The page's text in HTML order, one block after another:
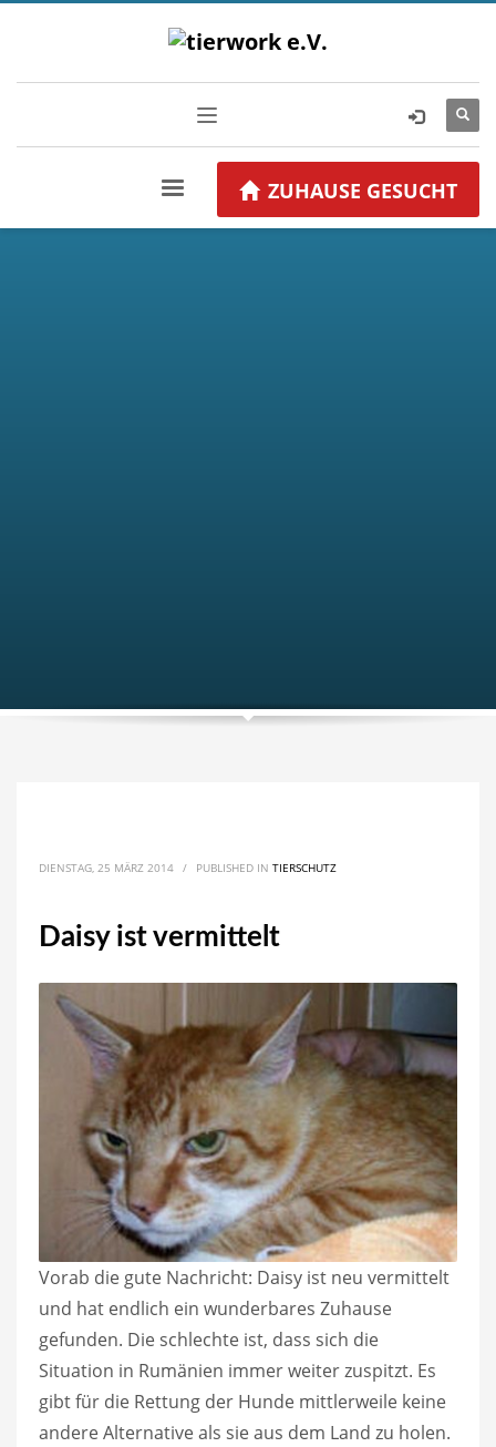
ZUHAUSE GESUCHT
DIENSTAG, 25 MÄRZ 2014 / PUBLISHED IN TIERSCHUTZ
Daisy ist vermittelt
Vorab die gute Nachricht: Daisy ist neu vermittelt
und hat endlich ein wunderbares Zuhause
gefunden. Die schlechte ist, dass sich die
Situation in Rumänien immer weiter zuspitzt. Es
gibt für die Rettung der Hunde mittlerweile keine
andere Alternative als sie aus dem Land zu holen.